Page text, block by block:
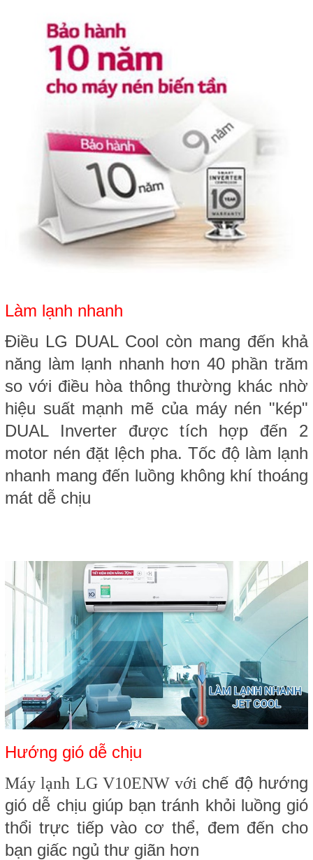
Làm lạnh nhanh
Điều LG DUAL Cool còn mang đến khả
năng làm lạnh nhanh hơn 40 phần trăm
so với điều hòa thông thường khác nhờ
hiệu suất mạnh mẽ của máy nén "kép"
DUAL Inverter được tích hợp đến 2
motor nén đặt lệch pha. Tốc độ làm lạnh
nhanh mang đến luồng không khí thoáng
mát dễ chịu
Hướng gió dễ chịu
Máy lạnh LG V10ENWvới chế độ hướng
gió dễ chịu giúp bạn tránh khỏi luồng gió
thổi trực tiếp vào cơ thể, đem đến cho
bạn giấc ngủ thư giãn hơn